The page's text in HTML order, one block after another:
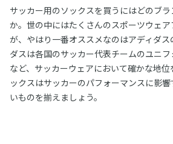
サッカー用のソックスを買うにはどのブ
か。世の中にはたくさんのスポーツウェ
が、やはり一番オススメなのはアディダス
ダスは各国のサッカー代表チームのユニ
など、サッカーウェアにおいて確かな地
ックスはサッカーのパフォーマンスに影
いものを揃えましょう。